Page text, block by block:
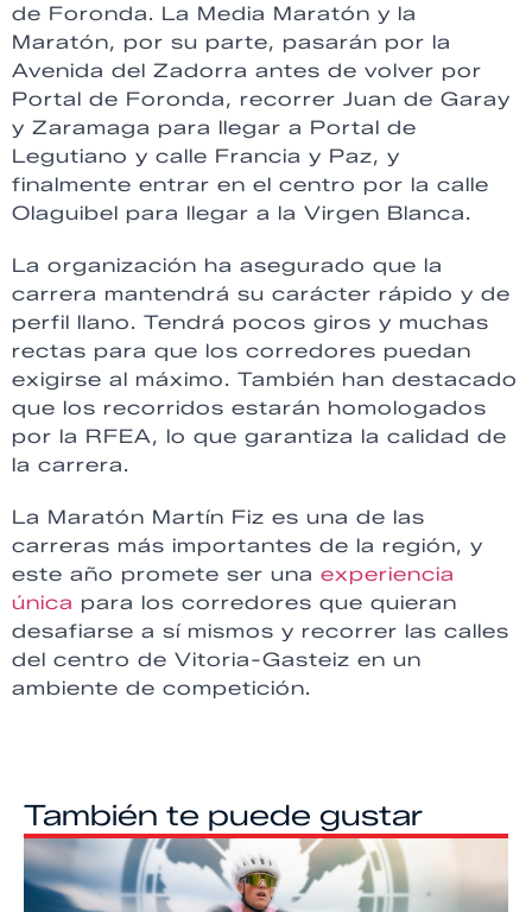
de Foronda. La Media Maratón y la
Maratón, por su parte, pasarán por la
Avenida del Zadorra antes de volver por
Portal de Foronda, recorrer Juan de Garay
y Zaramaga para llegar a Portal de
Legutiano y calle Francia y Paz, y
finalmente entrar en el centro por la calle
Olaguibel para llegar a la Virgen Blanca.
La organización ha asegurado que la
carrera mantendrá su carácter rápido y de
perfil llano. Tendrá pocos giros y muchas
rectas para que los corredores puedan
exigirse al máximo. También han destacado
que los recorridos estarán homologados
por la RFEA, lo que garantiza la calidad de
la carrera.
La Maratón Martín Fiz es una de las
carreras más importantes de la región, y
este año promete ser una experiencia
única para los corredores que quieran
desafiarse a sí mismos y recorrer las calles
del centro de Vitoria-Gasteiz en un
ambiente de competición.
También te puede gustar